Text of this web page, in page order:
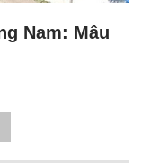
Nam: Mâu